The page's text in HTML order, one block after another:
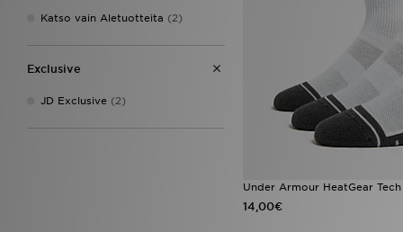
Katso vain Aletuotteita (2)
Exclusive
JD Exclusive (2)
Under Armour HeatGear
14,00€